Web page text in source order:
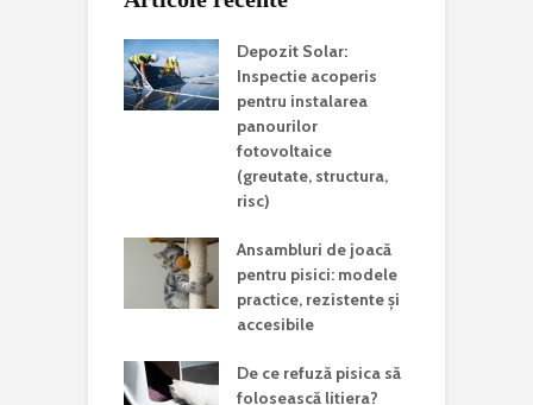
Depozit Solar:
Inspectie acoperis
pentru instalarea
panourilor
fotovoltaice
(greutate, structura,
risc)
Ansambluri de joacă
pentru pisici: modele
practice, rezistente și
accesibile
De ce refuză pisica să
folosească litiera?